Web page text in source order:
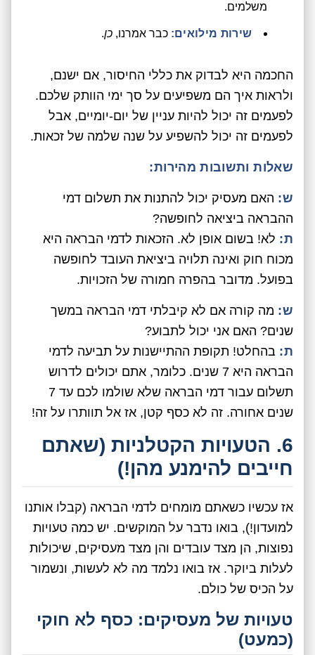
משלמים.
שירות מילואים: כבר אמרנו,כן.
החכמה היא לבדוק את כללי החיסור, אם ישנם,
ולראות איך הם משפיעים על סך ימי הוותק שלכם.
לפעמים זה יכול להיות עניין של יום-יומיים, אבל
לפעמים זה יכול להשפיע על שנה שלמה של זכאות.
שאלות ותשובות מהירות:
ש: האם מעסיק יכול להתנות את תשלום דמי
ההבראה ביציאה לחופשה?
ת: לא! בשום אופן לא. הזכאות לדמי הבראה היא
מכוח חוק ואינה תלויה ביציאת העובד לחופשה
בפועל. מדובר בהפרה חמורה של הזכויות.
ש: מה קורה אם לא קיבלתי דמי הבראה במשך
שנים? האם אני יכול לתבוע?
ת: בהחלט! תקופת ההתיישנות על תביעה לדמי
הבראה היא 7 שנים. כלומר, אתם יכולים לדרוש
תשלום עבור דמי הבראה שלא שולמו לכם עד 7
שנים אחורה. זה לא כסף קטן, אז אל תוותרו על זה!
6. הטעויות הקטלניות (שאתם
חייבים להימנע מהן!)
אז עכשיו כשאתם מומחים לדמי הבראה (קבלו אותנו
למועדון!), בואו נדבר על המוקשים. יש כמה טעויות
נפוצות, הן מצד עובדים והן מצד מעסיקים, שיכולות
לעלות ביוקר. אז בואו נלמד מה לא לעשות, ונשמור
על הכיס של כולם.
טעויות של מעסיקים: כסף לא חוקי
(כמעט)